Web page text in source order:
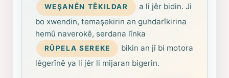
WEŞANÊN TÊKILDAR
a li jêr bidin. Ji
bo xwendin, temaşekirin an guhdarîkirina
hemû naverokê, serdana lînka
RÛPELA SEREKE
bikin an jî bi motora
lêgerînê ya li jêr li mijaran bigerin.